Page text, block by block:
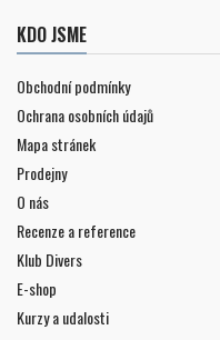
KDO JSME
Obchodní podmínky
Ochrana osobních údajů
Mapa stránek
Prodejny
O nás
Recenze a reference
Klub Divers
E-shop
Kurzy a udalosti